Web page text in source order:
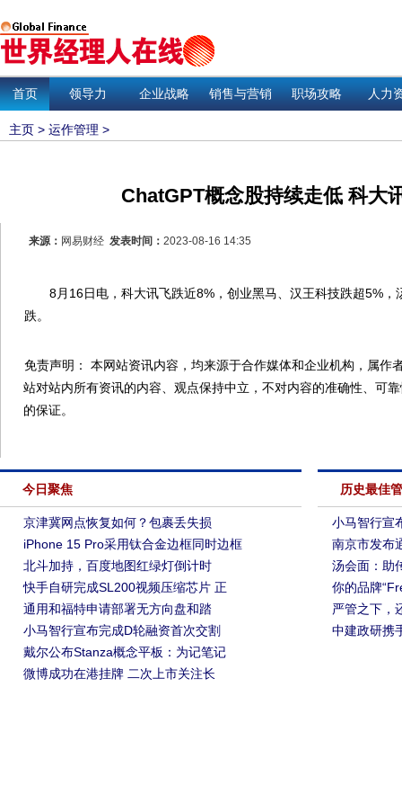
首页 领导力 企业战略 销售与营销 职场攻略 人力
主页 > 运作管理 >
ChatGPT概念股持续走低 科大
来源： 网易财经 发表时间： 2023-08-16 14:35
8月16日电，科大讯飞跌近8%，创业黑马、汉王科技跌超5%，
跌。
免责声明： 本网站资讯内容，均来源于合作媒体和企业机构，属作
站对站内所有资讯的内容、观点保持中立，不对内容的准确性、可
的保证。
今日聚焦
京津冀网点恢复如何？包裹丢失损
iPhone 15 Pro采用钛合金边框同时边框
北斗加持，百度地图红绿灯倒计时
快手自研完成SL200视频压缩芯片 正
通用和福特申请部署无方向盘和踏
小马智行宣布完成D轮融资首次交割
戴尔公布Stanza概念平板：为记笔记
微博成功在港挂牌 二次上市关注长
历史最佳
小马智行宣
南京市发布
汤会面：助
你的品牌
严管之下，
中建政研携